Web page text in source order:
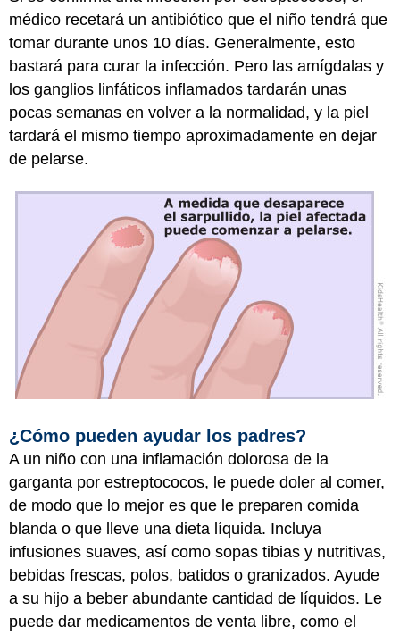
médico recetará un antibiótico que el niño tendrá que
tomar durante unos 10 días. Generalmente, esto
bastará para curar la infección. Pero las amígdalas y
los ganglios linfáticos inflamados tardarán unas
pocas semanas en volver a la normalidad, y la piel
tardará el mismo tiempo aproximadamente en dejar
de pelarse.
¿Cómo pueden ayudar los padres?
A un niño con una inflamación dolorosa de la
garganta por estreptococos, le puede doler al comer,
de modo que lo mejor es que le preparen comida
blanda o que lleve una dieta líquida. Incluya
infusiones suaves, así como sopas tibias y nutritivas,
bebidas frescas, polos, batidos o granizados. Ayude
a su hijo a beber abundante cantidad de líquidos. Le
puede dar medicamentos de venta libre, como el